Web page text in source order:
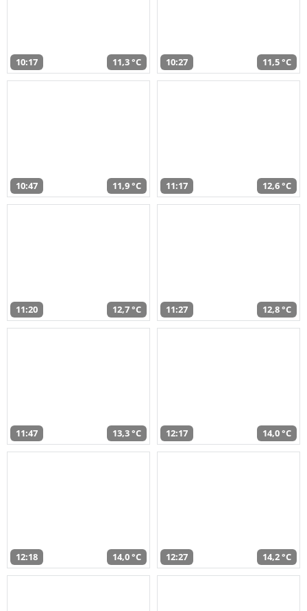
10:17 11,3 °C 10:27 11,5 °C
10:47 11,9 °C 11:17 12,6 °C
11:20 12,7 °C 11:27 12,8 °C
11:47 13,3 °C 12:17 14,0 °C
12:18 14,0 °C 12:27 14,2 °C